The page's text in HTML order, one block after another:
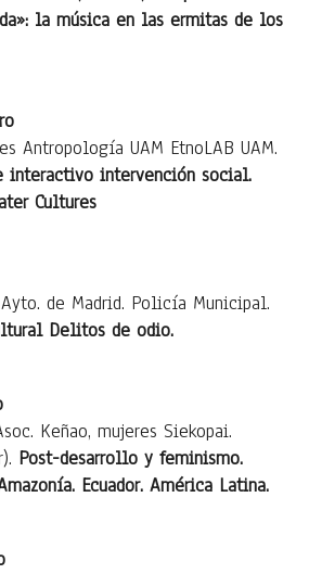
la música en las ermitas de los
Antropología UAM EtnoLAB UAM.
interactivo intervención social.
Cultures
de Madrid. Policía Municipal.
Delitos de odio.
Keñao, mujeres Siekopai.
Post-desarrollo y feminismo.
Ecuador. América Latina.